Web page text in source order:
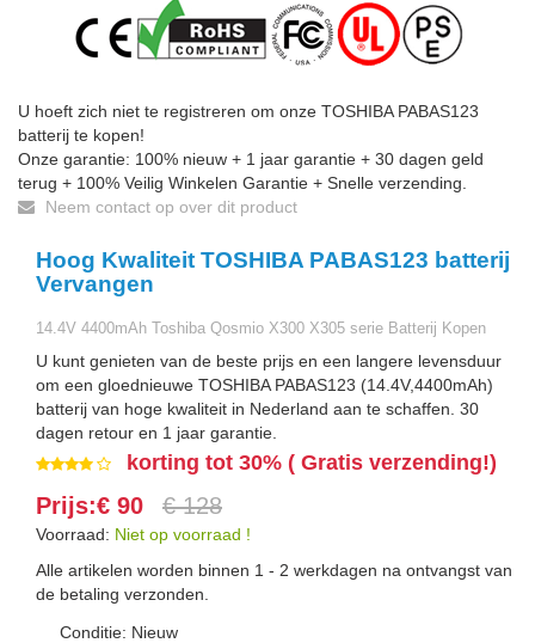
U hoeft zich niet te registreren om onze TOSHIBA PABAS123
batterij te kopen!
Onze garantie: 100% nieuw + 1 jaar garantie + 30 dagen geld
terug + 100% Veilig Winkelen Garantie + Snelle verzending.
Neem contact op over dit product
Hoog Kwaliteit TOSHIBA PABAS123 batterij
Vervangen
14.4V 4400mAh Toshiba Qosmio X300 X305 serie Batterij Kopen
U kunt genieten van de beste prijs en een langere levensduur
om een gloednieuwe TOSHIBA PABAS123 (14.4V,4400mAh)
batterij van hoge kwaliteit in Nederland aan te schaffen. 30
dagen retour en 1 jaar garantie.
korting tot 30% ( Gratis verzending!)
Prijs:€ 90 € 128
Voorraad: Niet op voorraad !
Alle artikelen worden binnen 1 - 2 werkdagen na ontvangst van
de betaling verzonden.
Conditie: Nieuw